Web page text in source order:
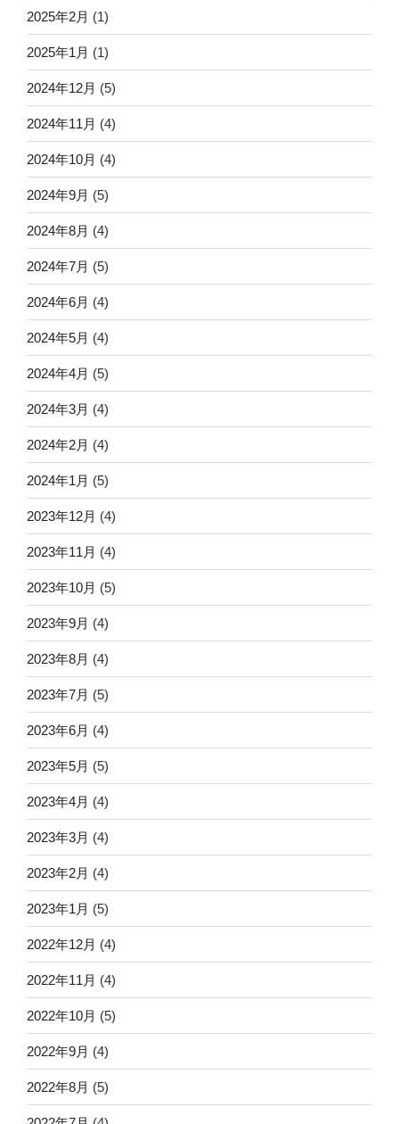
2025年2月 (1)
2025年1月 (1)
2024年12月 (5)
2024年11月 (4)
2024年10月 (4)
2024年9月 (5)
2024年8月 (4)
2024年7月 (5)
2024年6月 (4)
2024年5月 (4)
2024年4月 (5)
2024年3月 (4)
2024年2月 (4)
2024年1月 (5)
2023年12月 (4)
2023年11月 (4)
2023年10月 (5)
2023年9月 (4)
2023年8月 (4)
2023年7月 (5)
2023年6月 (4)
2023年5月 (5)
2023年4月 (4)
2023年3月 (4)
2023年2月 (4)
2023年1月 (5)
2022年12月 (4)
2022年11月 (4)
2022年10月 (5)
2022年9月 (4)
2022年8月 (5)